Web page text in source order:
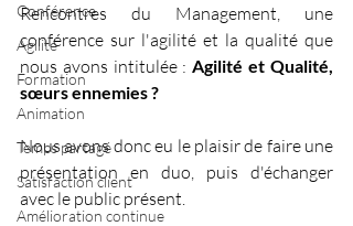
Conférence
Agilité
Formation
Animation
Temps partagé
Satisfaction client
Amélioration continue
Rencontres du Management, une
conférence sur l'agilité et la qualité que
nous avons intitulée : Agilité et Qualité,
sœurs ennemies ?
Nous avons donc eu le plaisir de faire une
présentation en duo, puis d'échanger
avec le public présent.